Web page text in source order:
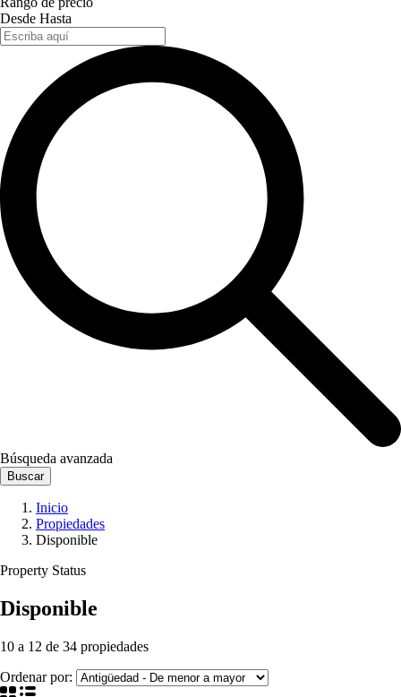
Desde Hasta
Búsqueda avanzada
Buscar
Inicio
Propiedades
Disponible
Property Status
Disponible
10 a 12 de 34 propiedades
Ordenar por: